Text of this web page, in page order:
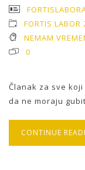
FORTIS LABOR
NEMAM
0
Članak za sve
da ne moraju
CONTINUE